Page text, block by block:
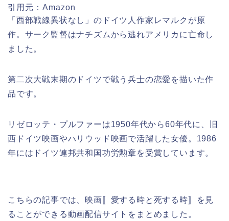
引用元：Amazon
「西部戦線異状なし」のドイツ人作家レマルクが原
作。サーク監督はナチズムから逃れアメリカに亡命し
ました。
第二次大戦末期のドイツで戦う兵士の恋愛を描いた作
品です。
リゼロッテ・プルファーは1950年代から60年代に、旧
西ドイツ映画やハリウッド映画で活躍した女優。1986
年にはドイツ連邦共和国功労勲章を受賞しています。
こちらの記事では、映画〚愛する時と死する時〛を見
ることができる動画配信サイトをまとめました。